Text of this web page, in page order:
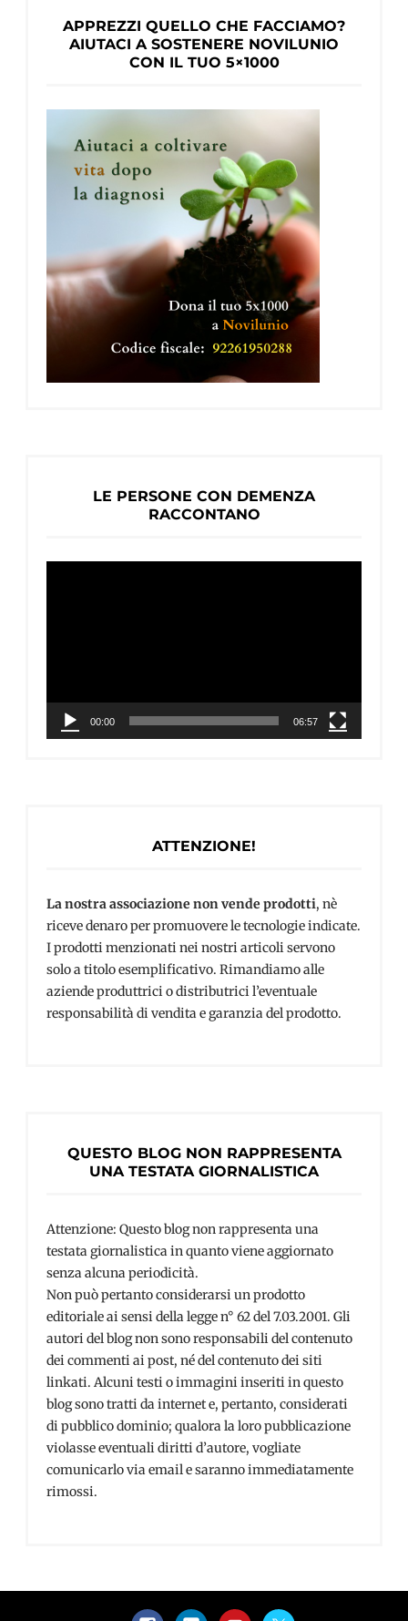
APPREZZI QUELLO CHE FACCIAMO?
AIUTACI A SOSTENERE NOVILUNIO
CON IL TUO 5×1000
LE PERSONE CON DEMENZA
RACCONTANO
00:00 06:57
ATTENZIONE!
La nostra associazione non vende prodotti, nè
riceve denaro per promuovere le tecnologie indicate.
I prodotti menzionati nei nostri articoli servono
solo a titolo esemplificativo. Rimandiamo alle
aziende produttrici o distributrici l’eventuale
responsabilità di vendita e garanzia del prodotto.
QUESTO BLOG NON RAPPRESENTA
UNA TESTATA GIORNALISTICA
Attenzione: Questo blog non rappresenta una
testata giornalistica in quanto viene aggiornato
senza alcuna periodicità.
Non può pertanto considerarsi un prodotto
editoriale ai sensi della legge n° 62 del 7.03.2001. Gli
autori del blog non sono responsabili del contenuto
dei commenti ai post, né del contenuto dei siti
linkati. Alcuni testi o immagini inseriti in questo
blog sono tratti da internet e, pertanto, considerati
di pubblico dominio; qualora la loro pubblicazione
violasse eventuali diritti d’autore, vogliate
comunicarlo via email e saranno immediatamente
rimossi.